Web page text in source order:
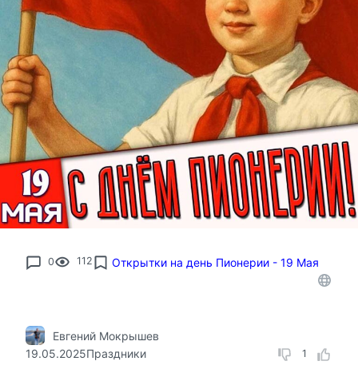
0 112 Открытки на день Пионерии - 19 Мая
1
Евгений Мокрышев
19.05.2025Праздники